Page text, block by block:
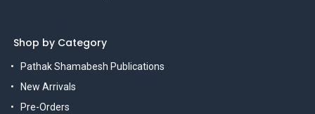
Shop by Category
Pathak Shamabesh Publications
New Arrivals
Pre-Orders